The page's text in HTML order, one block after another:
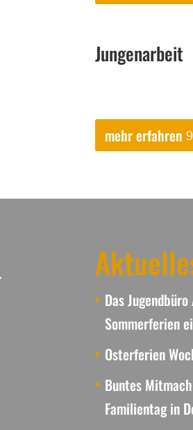
Jungenarbeit
mehr erfahren
Das
Sommerferien
Osterferien
Buntes
Familientag in